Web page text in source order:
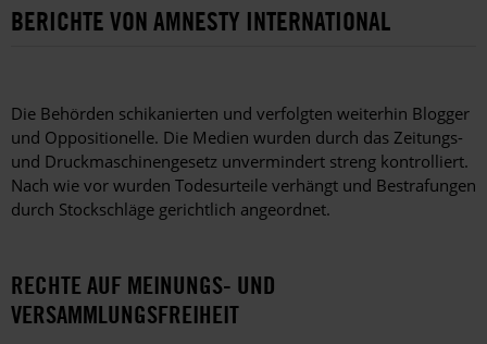
BERICHTE VON AMNESTY INTERNATIONAL
Die Behörden schikanierten und verfolgten weiterhin Blogger
und Oppositionelle. Die Medien wurden durch das Zeitungs-
und Druckmaschinengesetz unvermindert streng kontrolliert.
Nach wie vor wurden Todesurteile verhängt und Bestrafungen
durch Stockschläge gerichtlich angeordnet.
RECHTE AUF MEINUNGS- UND
VERSAMMLUNGSFREIHEIT